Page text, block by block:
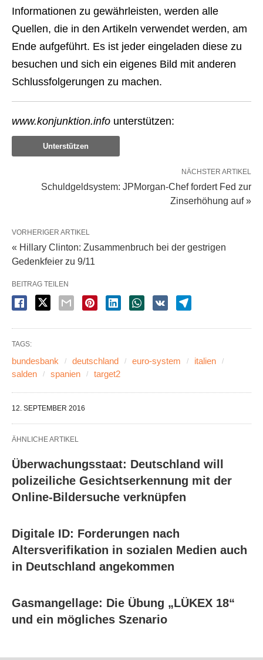
Informationen zu gewährleisten, werden alle
Quellen, die in den Artikeln verwendet werden, am
Ende aufgeführt. Es ist jeder eingeladen diese zu
besuchen und sich ein eigenes Bild mit anderen
Schlussfolgerungen zu machen.
www.konjunktion.info unterstützen:
Unterstützen
NÄCHSTER ARTIKEL
Schuldgeldsystem: JPMorgan-Chef fordert Fed zur
Zinserhöhung auf »
VORHERIGER ARTIKEL
« Hillary Clinton: Zusammenbruch bei der gestrigen
Gedenkfeier zu 9/11
BEITRAG TEILEN
TAGS:
bundesbank deutschland euro-system
italien
salden
spanien target2
12. SEPTEMBER 2016
ÄHNLICHE ARTIKEL
Überwachungsstaat: Deutschland will
polizeiliche Gesichtserkennung mit der
Online-Bildersuche verknüpfen
Digitale ID: Forderungen nach
Altersverifikation in sozialen Medien auch
in Deutschland angekommen
Gasmangellage: Die Übung „LÜKEX 18“
und ein mögliches Szenario